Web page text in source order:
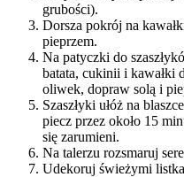
grubości).
Dorsza pokrój na
pieprzem.
Na patyczki do
batata, cukinii i kawałki
oliwek, dopraw solą i
Szaszłyki ułóż na
piecz przez około 15
się zarumieni.
Na talerzu rozsmaruj
Udekoruj świeżymi